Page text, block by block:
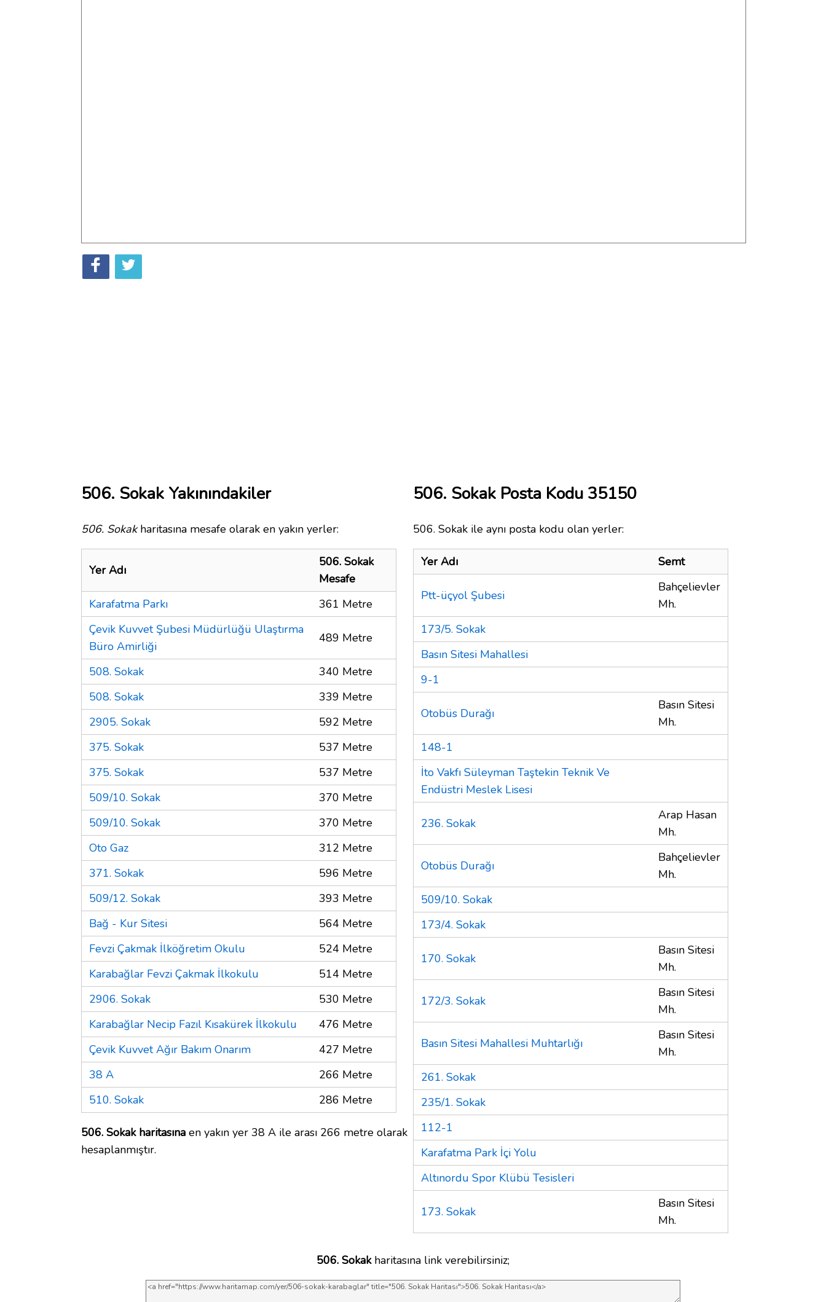
506. Sokak Yakınındakiler
506. Sokakharitasına mesafe olarak en yakın yerler:
Yer Adı
506. Sokak
Mesafe
Karafatma Parkı
361 Metre
Çevik Kuvvet Şubesi Müdürlüğü Ulaştırma
Büro Amirliği
489 Metre
508. Sokak
340 Metre
508. Sokak
339 Metre
2905. Sokak
592 Metre
375. Sokak
537 Metre
375. Sokak
537 Metre
509/10. Sokak
370 Metre
509/10. Sokak
370 Metre
Oto Gaz
312 Metre
371. Sokak
596 Metre
509/12. Sokak
393 Metre
Bağ - Kur Sitesi
564 Metre
Fevzi Çakmak İlköğretim Okulu
524 Metre
Karabağlar Fevzi Çakmak İlkokulu
514 Metre
2906. Sokak
530 Metre
Karabağlar Necip Fazıl Kısakürek İlkokulu
476 Metre
Çevik Kuvvet Ağır Bakım Onarım
427 Metre
38 A
266 Metre
510. Sokak
286 Metre
506. Sokak haritasına en yakın yer 38 A ile arası 266 metre olarak
hesaplanmıştır.
506. Sokak Posta Kodu 35150
506. Sokak ile aynı posta kodu olan yerler:
Yer Adı Semt
Ptt-üçyol Şubesi
Bahçelievler
Mh.
173/5. Sokak
Basın Sitesi Mahallesi
9-1
Otobüs Durağı
Basın Sitesi
Mh.
148-1
İto Vakfı Süleyman Taştekin Teknik Ve
Endüstri Meslek Lisesi
236. Sokak
Arap Hasan
Mh.
Otobüs Durağı
Bahçelievler
Mh.
509/10. Sokak
173/4. Sokak
170. Sokak
Basın Sitesi
Mh.
172/3. Sokak
Basın Sitesi
Mh.
Basın Sitesi Mahallesi Muhtarlığı
Basın Sitesi
Mh.
261. Sokak
235/1. Sokak
112-1
Karafatma Park İçi Yolu
Altınordu Spor Klübü Tesisleri
173. Sokak
Basın Sitesi
Mh.
506. Sokakharitasına link verebilirsiniz;